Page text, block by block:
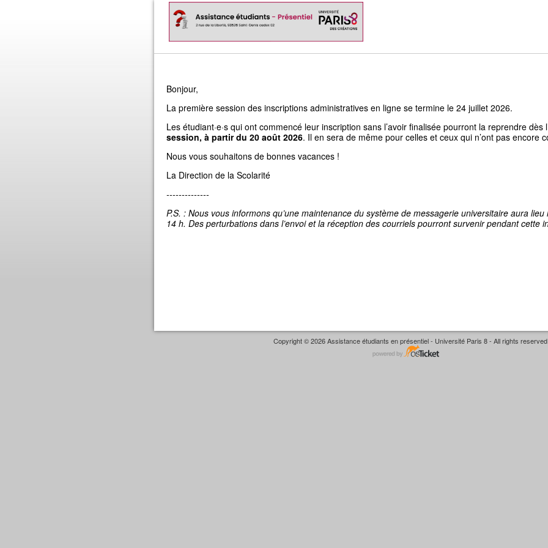
Bonjour,
La première session des inscriptions administratives en ligne se termine le 24 juillet 2026.
Les étudiant·e·s qui ont commencé leur inscription sans l’avoir finalisée pourront la reprendre dès
session, à partir du 20 août 2026. Il en sera de même pour celles et ceux qui n’ont pas encore
Nous vous souhaitons de bonnes vacances !
La Direction de la Scolarité
--------------
P.S. : Nous vous informons qu’une maintenance du système de messagerie universitaire aura
14 h. Des perturbations dans l’envoi et la réception des courriels pourront survenir pendant cette
Copyright © 2026 Assistance étudiants en présentiel - Université Paris 8 - All rights